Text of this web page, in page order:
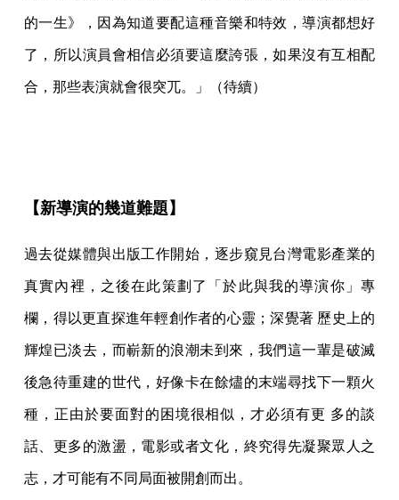
的一生》，因為知道要配這種音樂和特效，導演都想好
了，所以演員會相信必須要這麼誇張，如果沒有互相配
合，那些表演就會很突兀。」（待續）
【新導演的幾道難題】
過去從媒體與出版工作開始，逐步窺見台灣電影產業的
真實內裡，之後在此策劃了「於此與我的導演你」專
欄，得以更直探進年輕創作者的心靈；深覺著 歷史上的
輝煌已淡去，而嶄新的浪潮未到來，我們這一輩是破滅
後急待重建的世代，好像卡在餘燼的末端尋找下一顆火
種，正由於要面對的困境很相似，才必須有更 多的談
話、更多的激盪，電影或者文化，終究得先凝聚眾人之
志，才可能有不同局面被開創而出。